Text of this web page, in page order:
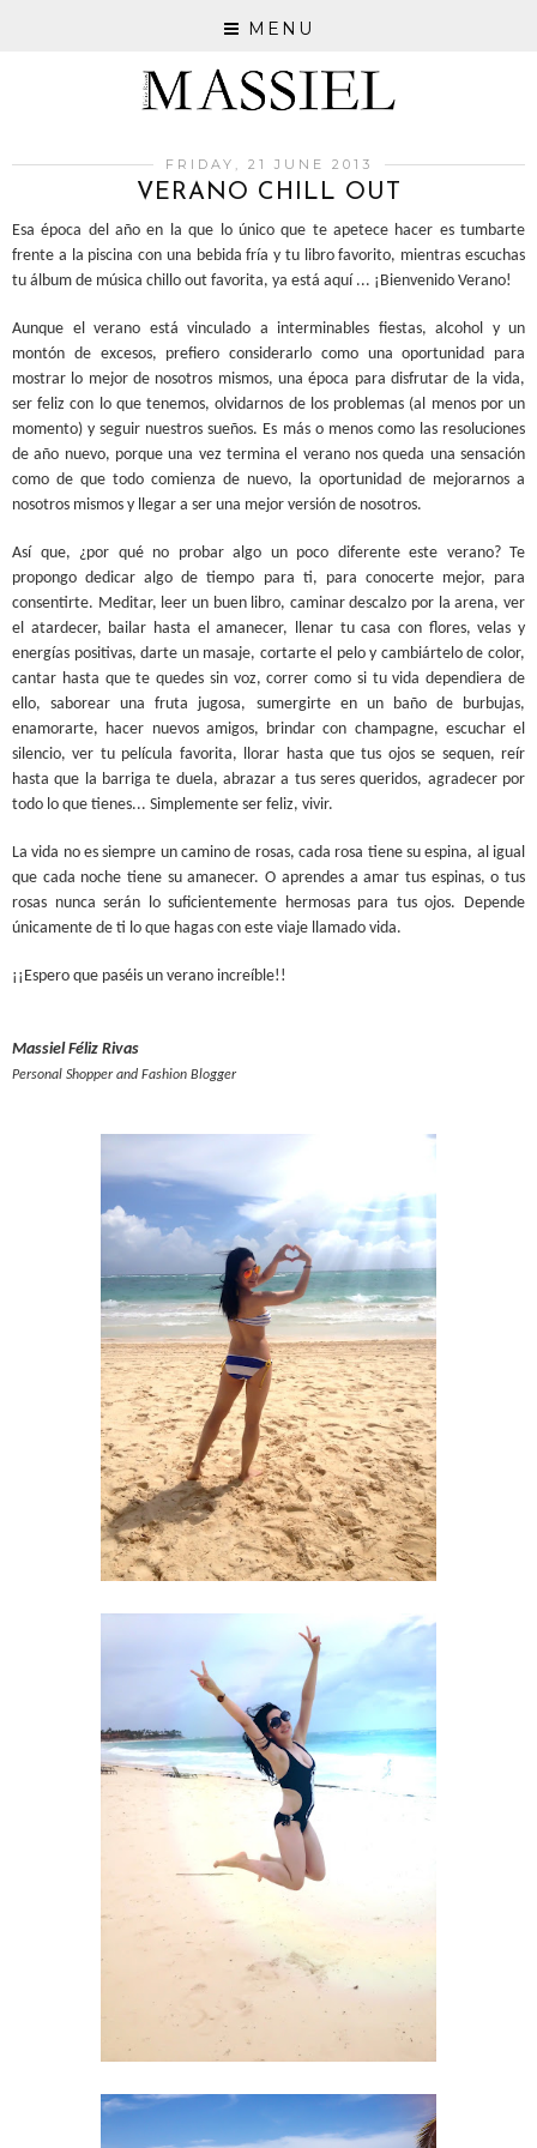
MENU
FRIDAY, 21 JUNE 2013
VERANO CHILL OUT
Esa época del año en la que lo único que te apetece hacer es tumbarte
frente a la piscina con una bebida fría y tu libro favorito, mientras escuchas
tu álbum de música chillo out favorita, ya está aquí ... ¡Bienvenido Verano!
Aunque el verano está vinculado a interminables fiestas, alcohol y un
montón de excesos, prefiero considerarlo como una oportunidad para
mostrar lo mejor de nosotros mismos, una época para disfrutar de la vida,
ser feliz con lo que tenemos, olvidarnos de los problemas (al menos por un
momento) y seguir nuestros sueños. Es más o menos como las resoluciones
de año nuevo, porque una vez termina el verano nos queda una sensación
como de que todo comienza de nuevo, la oportunidad de mejorarnos a
nosotros mismos y llegar a ser una mejor versión de nosotros.
Así que, ¿por qué no probar algo un poco diferente este verano? Te
propongo dedicar algo de tiempo para ti, para conocerte mejor, para
consentirte. Meditar, leer un buen libro, caminar descalzo por la arena, ver
el atardecer, bailar hasta el amanecer, llenar tu casa con flores, velas y
energías positivas, darte un masaje, cortarte el pelo y cambiártelo de color,
cantar hasta que te quedes sin voz, correr como si tu vida dependiera de
ello, saborear una fruta jugosa, sumergirte en un baño de burbujas,
enamorarte, hacer nuevos amigos, brindar con champagne, escuchar el
silencio, ver tu película favorita, llorar hasta que tus ojos se sequen, reír
hasta que la barriga te duela, abrazar a tus seres queridos, agradecer por
todo lo que tienes... Simplemente ser feliz, vivir.
La vida no es siempre un camino de rosas, cada rosa tiene su espina, al igual
que cada noche tiene su amanecer. O aprendes a amar tus espinas, o tus
rosas nunca serán lo suficientemente hermosas para tus ojos. Depende
únicamente de ti lo que hagas con este viaje llamado vida.
¡¡Espero que paséis un verano increíble!!
Massiel Féliz Rivas
Personal Shopper and Fashion Blogger